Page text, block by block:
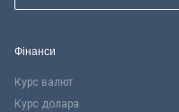
Фінанси
Курс валют
Курс долара